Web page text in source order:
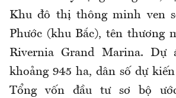
Khu đô thị thông minh ven
Phước (khu Bắc), tên thương
Rivernia Grand Marina. Dự
khoảng 945 ha, dân số dự
Tổng vốn đầu tư sơ bộ